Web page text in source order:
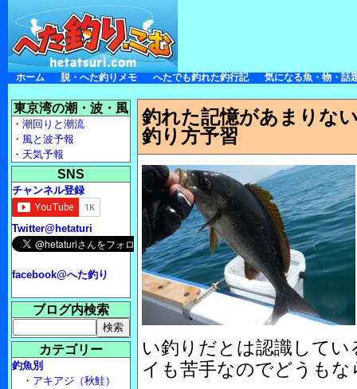
ホーム 脱・へた釣りメモ へたでも釣れた釣行記 気になる魚・物・話
釣れた記憶があまりな
釣り方予習
い釣りだとは認識して
イも苦手なのでどうもな
東京湾の潮・波・風
・ 潮回りと潮流
・ 風と波予報
・ 天気予報
SNS
チャンネル登録
Twitter@hetaturi
facebook@へた釣り
ブログ内検索
カテゴリー
釣魚別
・ アキアジ（秋鮭）